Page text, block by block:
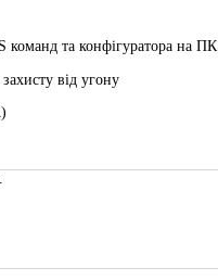
та конфігуратора на ПК
від угону